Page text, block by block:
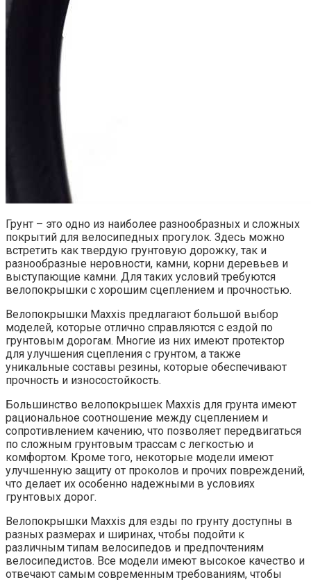
Грунт – это одно из наиболее разнообразных и сложных
покрытий для велосипедных прогулок. Здесь можно
встретить как твердую грунтовую дорожку, так и
разнообразные неровности, камни, корни деревьев и
выступающие камни. Для таких условий требуются
велопокрышки с хорошим сцеплением и прочностью.
Велопокрышки Maxxis предлагают большой выбор
моделей, которые отлично справляются с ездой по
грунтовым дорогам. Многие из них имеют протектор
для улучшения сцепления с грунтом, а также
уникальные составы резины, которые обеспечивают
прочность и износостойкость.
Большинство велопокрышек Maxxis для грунта имеют
рациональное соотношение между сцеплением и
сопротивлением качению, что позволяет передвигаться
по сложным грунтовым трассам с легкостью и
комфортом. Кроме того, некоторые модели имеют
улучшенную защиту от проколов и прочих повреждений,
что делает их особенно надежными в условиях
грунтовых дорог.
Велопокрышки Maxxis для езды по грунту доступны в
разных размерах и ширинах, чтобы подойти к
различным типам велосипедов и предпочтениям
велосипедистов. Все модели имеют высокое качество и
отвечают самым современным требованиям, чтобы